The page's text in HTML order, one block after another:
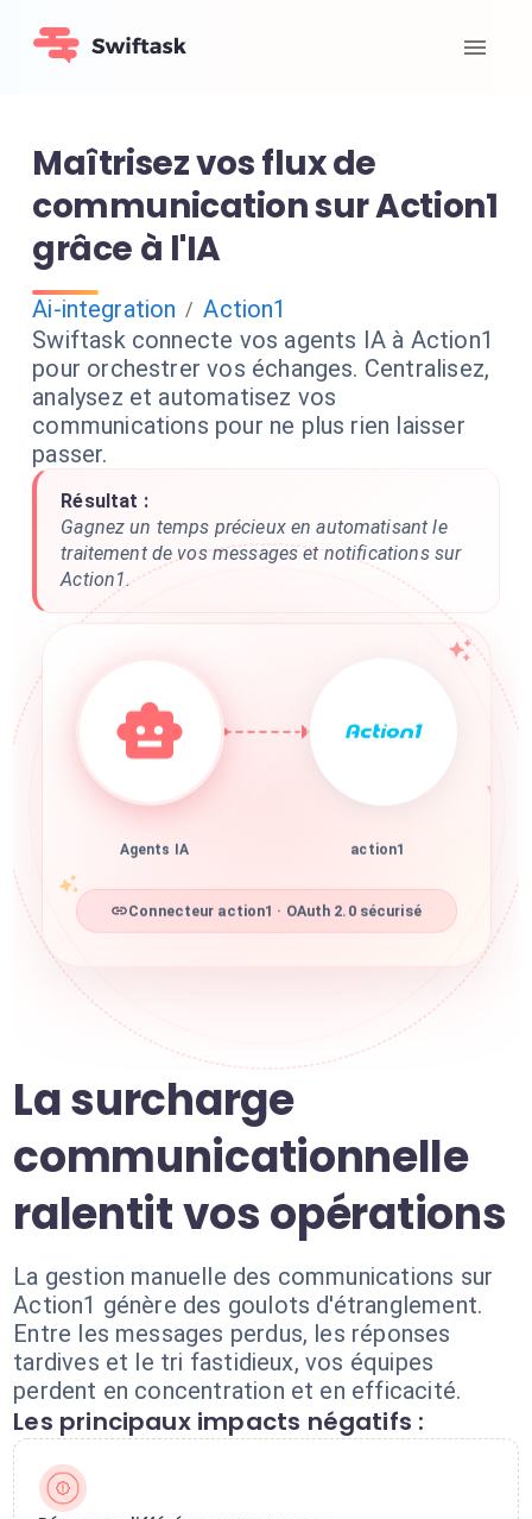
Maîtrisez vos flux de
communication sur Action1
grâce à l'IA
Ai-integration / Action1
Swiftask connecte vos agents IA à Action1
pour orchestrer vos échanges. Centralisez,
analysez et automatisez vos
communications pour ne plus rien laisser
passer.
Résultat :
Gagnez un temps précieux en automatisant le
traitement de vos messages et notifications sur
Action1.
Agents IA action1
Connecteur action1 · OAuth 2.0 sécurisé
La surcharge
communicationnelle
ralentit vos opérations
La gestion manuelle des communications sur
Action1 génère des goulots d'étranglement.
Entre les messages perdus, les réponses
tardives et le tri fastidieux, vos équipes
perdent en concentration et en efficacité.
Les principaux impacts négatifs :